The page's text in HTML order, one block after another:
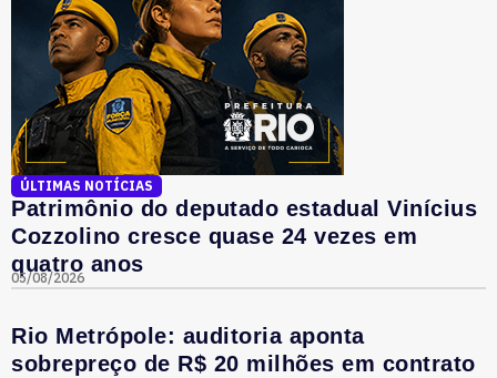
ÚLTIMAS NOTÍCIAS
Patrimônio do deputado estadual Vinícius
Cozzolino cresce quase 24 vezes em
quatro anos
05/08/2026
Rio Metrópole: auditoria aponta
sobrepreço de R$ 20 milhões em contrato